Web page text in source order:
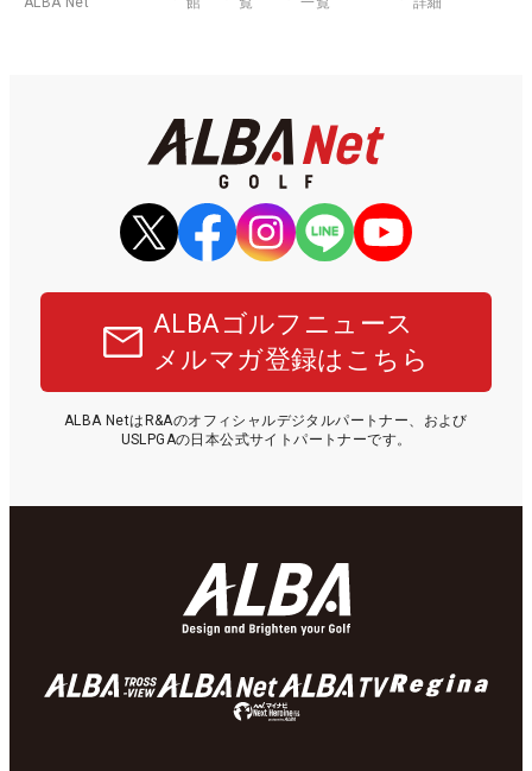
ALBAゴルフニュース
メルマガ登録はこちら
ALBA NetはR&Aのオフィシャルデジタルパートナー、および
USLPGAの日本公式サイトパートナーです。